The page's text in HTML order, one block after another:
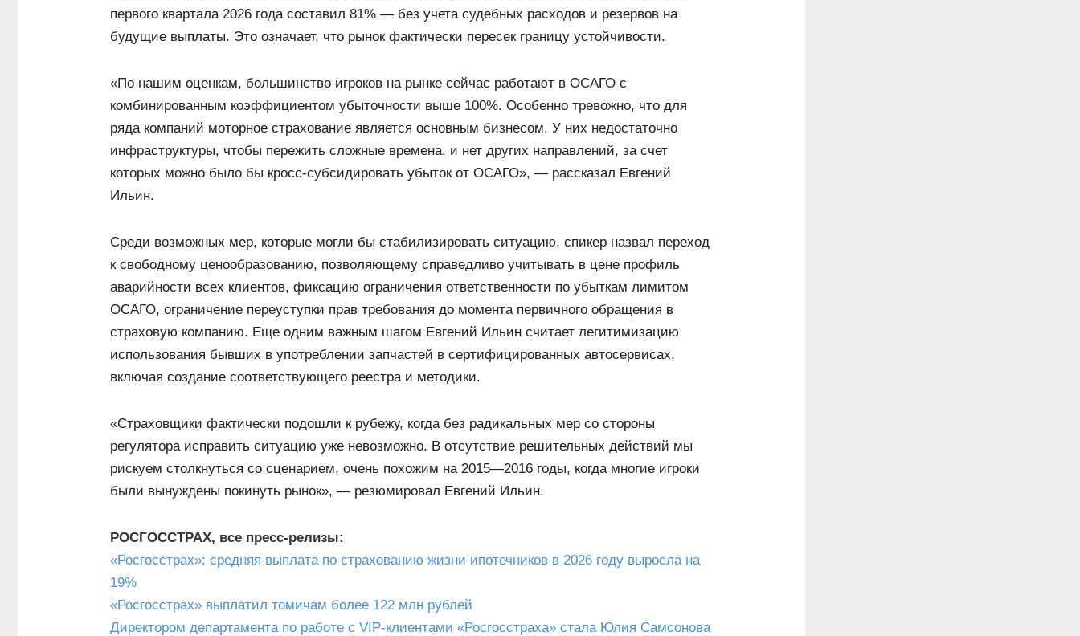
первого квартала 2026 года составил 81% — без учета судебных расходов и резервов на
будущие выплаты. Это означает, что рынок фактически пересек границу устойчивости.
«По нашим оценкам, большинство игроков на рынке сейчас работают в ОСАГО с
комбинированным коэффициентом убыточности выше 100%. Особенно тревожно, что для
ряда компаний моторное страхование является основным бизнесом. У них недостаточно
инфраструктуры, чтобы пережить сложные времена, и нет других направлений, за счет
которых можно было бы кросс-субсидировать убыток от ОСАГО», — рассказал Евгений
Ильин.
Среди возможных мер, которые могли бы стабилизировать ситуацию, спикер назвал переход
к свободному ценообразованию, позволяющему справедливо учитывать в цене профиль
аварийности всех клиентов, фиксацию ограничения ответственности по убыткам лимитом
ОСАГО, ограничение переуступки прав требования до момента первичного обращения в
страховую компанию. Еще одним важным шагом Евгений Ильин считает легитимизацию
использования бывших в употреблении запчастей в сертифицированных автосервисах,
включая создание соответствующего реестра и методики.
«Страховщики фактически подошли к рубежу, когда без радикальных мер со стороны
регулятора исправить ситуацию уже невозможно. В отсутствие решительных действий мы
рискуем столкнуться со сценарием, очень похожим на 2015—2016 годы, когда многие игроки
были вынуждены покинуть рынок», — резюмировал Евгений Ильин.
РОСГОССТРАХ, все пресс-релизы:
«Росгосстрах»: средняя выплата по страхованию жизни ипотечников в 2026 году выросла на
19%
«Росгосстрах» выплатил томичам более 122 млн рублей
Директором департамента по работе с VIP-клиентами «Росгосстраха» стала Юлия Самсонова